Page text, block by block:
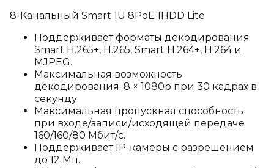
8-Канальный Smart 1U 8PoE 1HDD Lite
Поддерживает форматы декодирования
Smart H.265+, H.265, Smart H.264+, H.264 и
MJPEG.
Максимальная возможность
декодирования: 8 × 1080p при 30 кадрах в
секунду.
Максимальная пропускная способность
при входе/записи/исходящей передаче
160/160/80 Мбит/с.
Поддерживает IP-камеры с разрешением
до 12 Мп.